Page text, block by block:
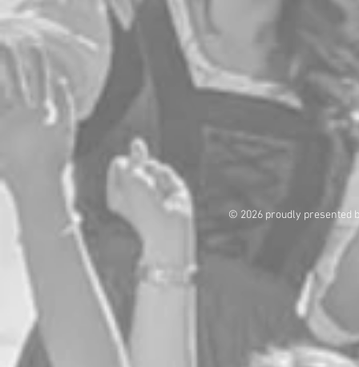
© 2026 proudly presented